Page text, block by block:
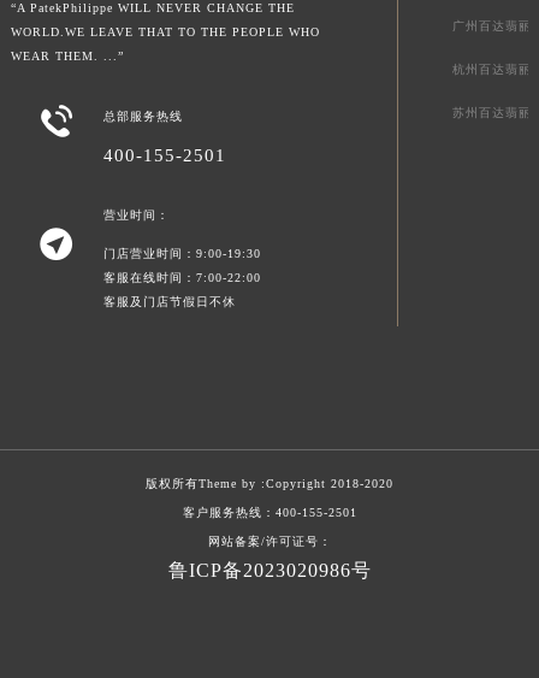
“A PatekPhilippe WILL NEVER CHANGE THE
WORLD.WE LEAVE THAT TO THE PEOPLE WHO
WEAR THEM. ...”
 总部服务热线
400-155-2501

营业时间：
门店营业时间：9:00-19:30
客服在线时间：7:00-22:00
客服及门店节假日不休
广州百达翡丽
杭州百达翡丽
苏州百达翡丽
版权所有Theme by :Copyright 2018-2020
客户服务热线： 400-155-2501
网站备案/许可证号：
鲁ICP备2023020986号